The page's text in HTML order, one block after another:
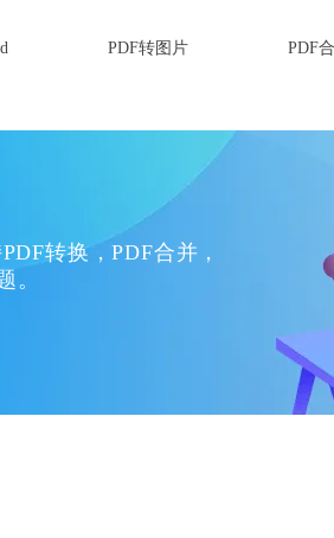
PDF转图片 PDF
转换，PDF合并，
。